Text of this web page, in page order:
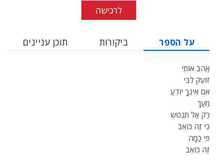
לרכישה
על הספר ביקורות תוכן עניינים
אֱהֹב אוֹתִי
זוֹעֵק לִבִּי
אִם אֵינְךָ יוֹדֵעַ
מְעַךְ
רַק אַל תִּנְטֹש
כִּי זֶה כּוֹאֵב
פִּי כַּמָּה
זֶה כּוֹאֵב